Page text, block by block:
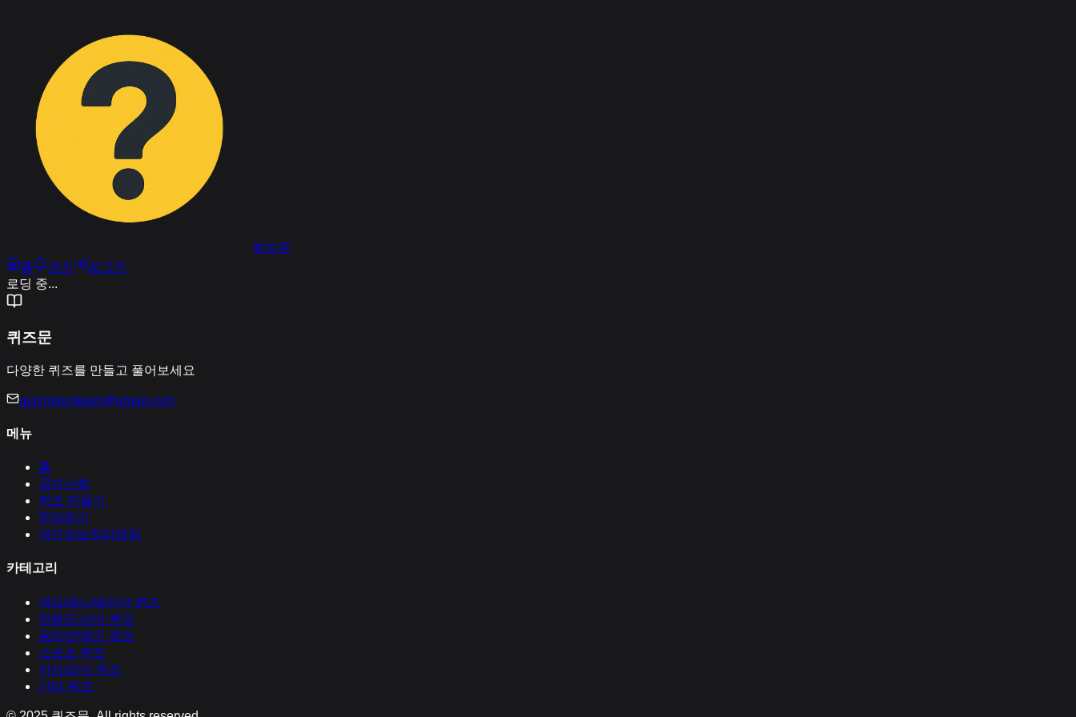
퀴즈문
홈
공지
로그인
로딩 중...
퀴즈문
다양한 퀴즈를 만들고 풀어보세요
quizmoonteam@gmail.com
메뉴
홈
공지사항
퀴즈 만들기
문의하기
개인정보처리방침
카테고리
게임/애니메이션 퀴즈
영화/드라마 퀴즈
음악/연예인 퀴즈
스포츠 퀴즈
지식/상식 퀴즈
기타 퀴즈